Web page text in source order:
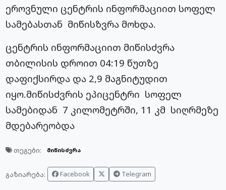
ეროვნული ცენტრის ინფორმაციით სოფელ
სამებასთან მიწისზვრა მოხდა.
ცენტრის ინფორმაციით მიწისძვრა
თბილისის დროით 04:19 წუთზე
დაფიქსირდა და 2,9 მაგნიტუდით
იყო.მიწისძვრის ეპიცენტრი სოფელ
სამებიდან 7 კილომეტრში, 11 კმ სიღრმეზე
მდებარეობდა
თეგები: მიწისძვრა
გაზიარება: Facebook Telegram